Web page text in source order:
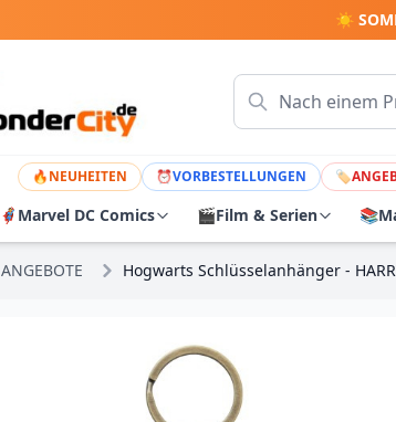
☀️
🔥NEUHEITEN ⏰VORBESTELLUNGEN 🏷
🦸 Marvel DC Comics 🎬Film & Serien 📚
ANGEBOTE Hogwarts Schlüsselanhänger -